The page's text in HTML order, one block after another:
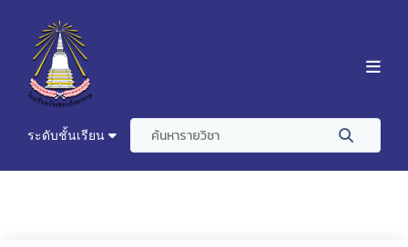
ระดับชั้นเรียน